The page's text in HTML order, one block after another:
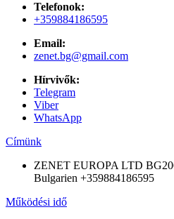
Telefonok:
+359884186595
Email:
zenet.bg@gmail.com
Hírvivők:
Telegram
Viber
WhatsApp
Címünk
ZENET EUROPA LTD
Bulgarien +359884186595
Működési idő